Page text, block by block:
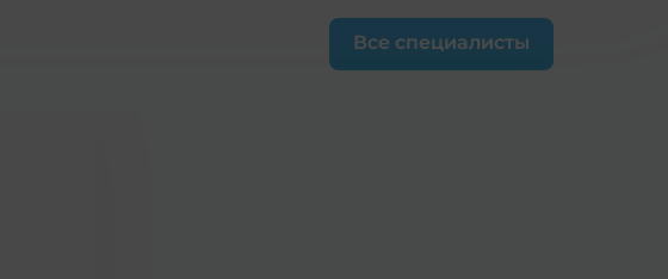
Все специалисты